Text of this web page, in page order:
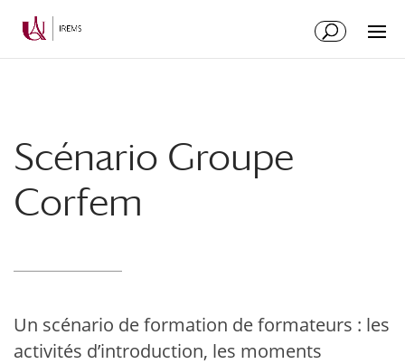
Scénario Groupe
Corfem
Un scénario de formation de formateurs : les
activités d’introduction, les moments